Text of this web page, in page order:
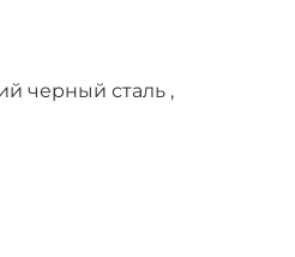
черный сталь ,